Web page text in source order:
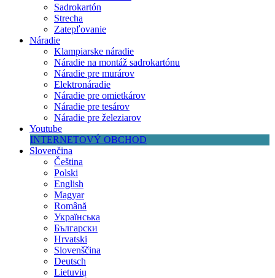
Sadrokartón
Strecha
Zatepľovanie
Náradie
Klampiarske náradie
Náradie na montáž sadrokartónu
Náradie pre murárov
Elektronáradie
Náradie pre omietkárov
Náradie pre tesárov
Náradie pre železiarov
Youtube
INTERNETOVÝ OBCHOD
Slovenčina
Čeština
Polski
English
Magyar
Română
Українська
Български
Hrvatski
Slovenščina
Deutsch
Lietuvių